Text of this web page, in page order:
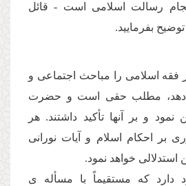
رسالت اسلامى است - قائل
بفرمایید.
فقه اسلامى را مباحث اجتماعى و
مطلب حقى است و حضرت
نمود و بر آنها تأكید داشتند. هر
بر احكام اسلام و آیات نورانى
استدلالى خواهد نمود.
كه مستقیماً با مسأله ى